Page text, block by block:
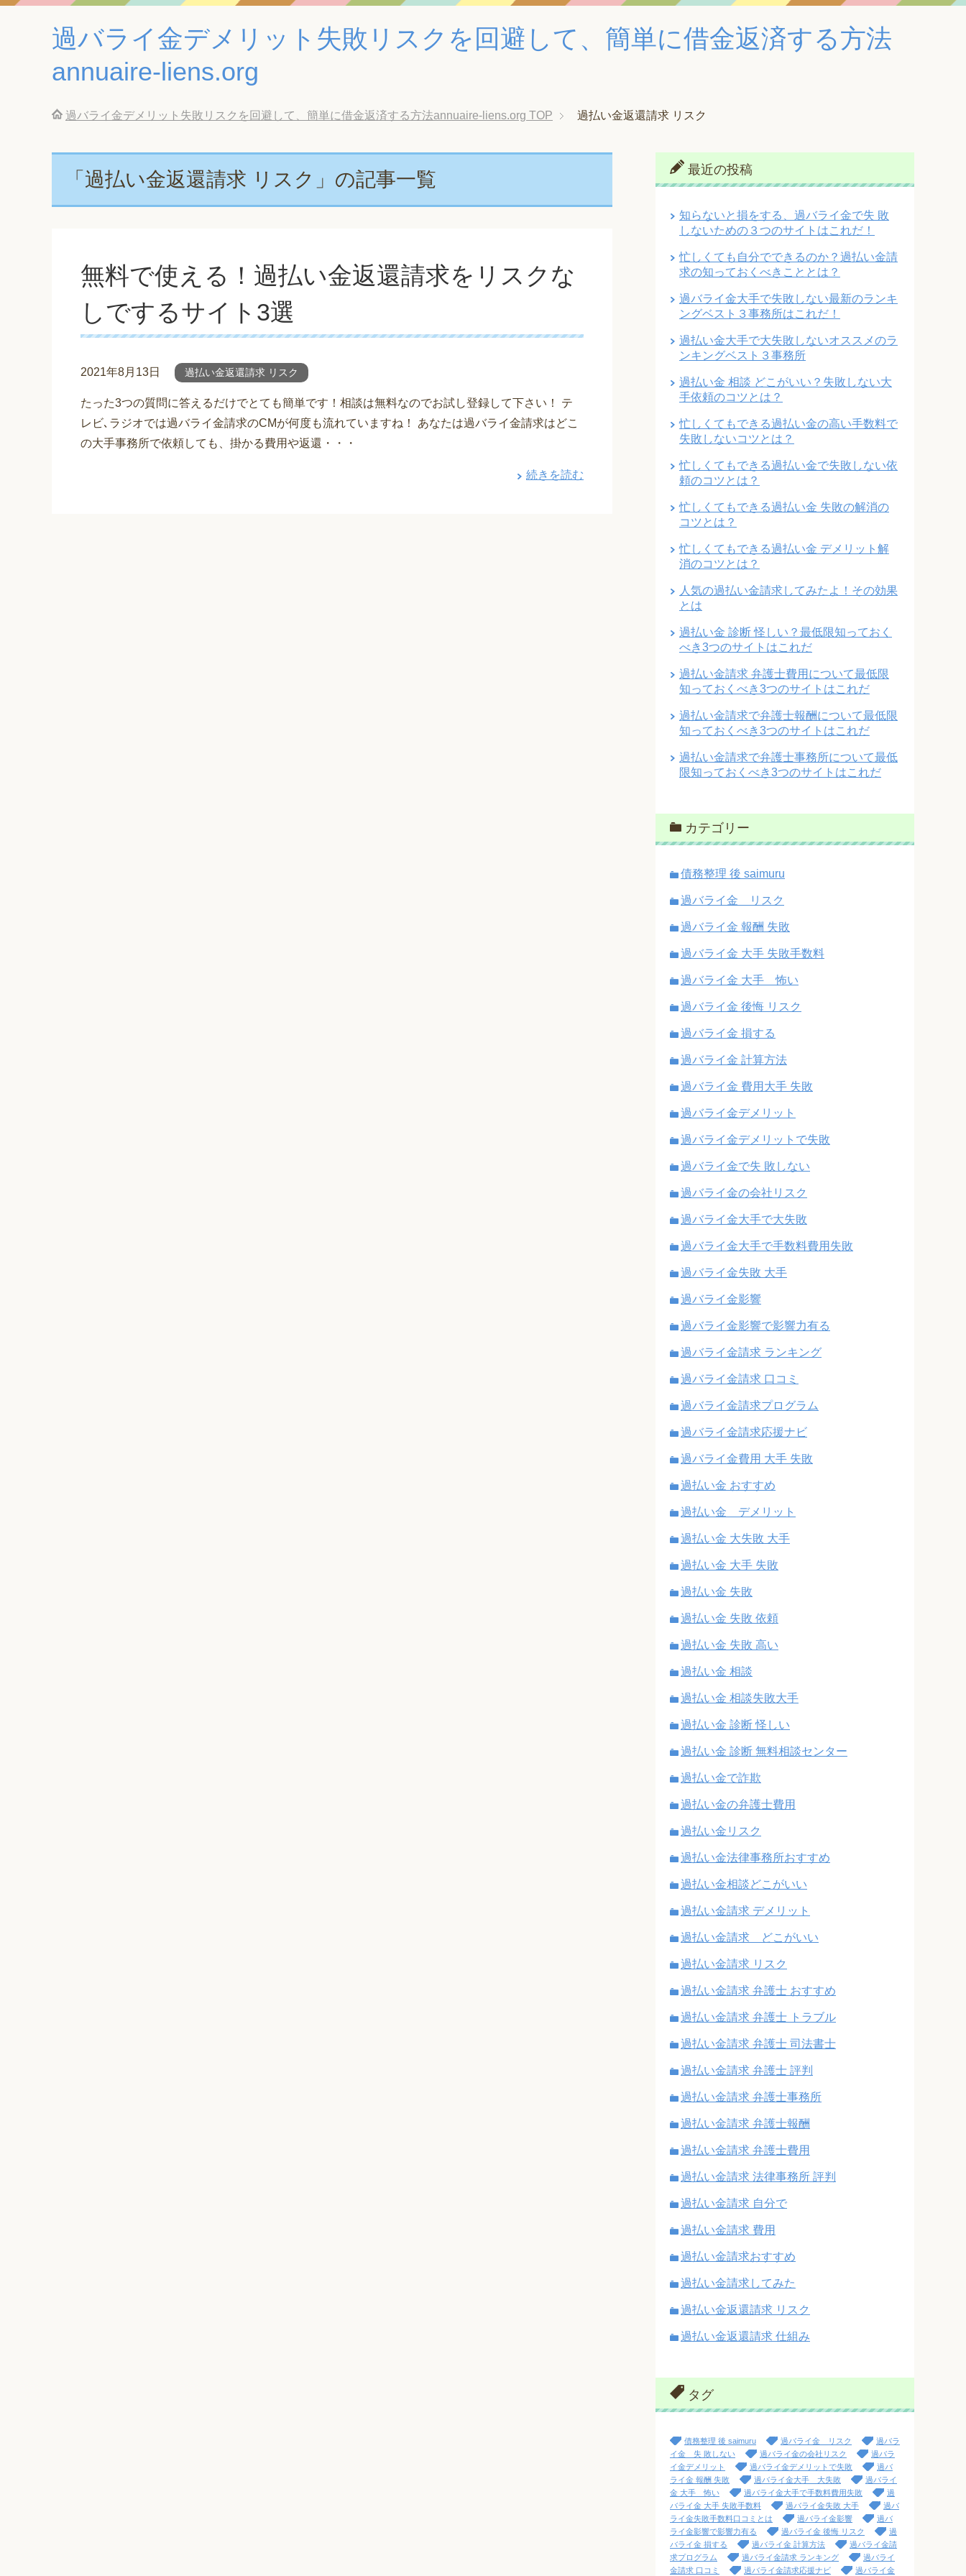
過バライ金デメリット失敗リスクを回避して、簡単に借金返済する方法
annuaire-liens.org
過バライ金デメリット失敗リスクを回避して、簡単に借金返済する方法annuaire-liens.org TOP 過払い金返還請求 リスク
「過払い金返還請求 リスク」の記事一覧
無料で使える！過払い金返還請求をリスクな
しでするサイト3選
2021年8月13日 過払い金返還請求 リスク
たった3つの質問に答えるだけでとても簡単です！相談は無料なのでお試し登録して下さい！ テ
レビ､ラジオでは過バライ金請求のCMが何度も流れていますね！ あなたは過バライ金請求はどこ
の大手事務所で依頼しても、掛かる費用や返還・・・
続きを読む
最近の投稿
知らないと損をする、過バライ金で失 敗
しないための３つのサイトはこれだ！
忙しくても自分でできるのか？過払い金請
求の知っておくべきこととは？
過バライ金大手で失敗しない最新のランキ
ングベスト３事務所はこれだ！
過払い金大手で大失敗しないオススメのラ
ンキングベスト３事務所
過払い金 相談 どこがいい？失敗しない大
手依頼のコツとは？
忙しくてもできる過払い金の高い手数料で
失敗しないコツとは？
忙しくてもできる過払い金で失敗しない依
頼のコツとは？
忙しくてもできる過払い金 失敗の解消の
コツとは？
忙しくてもできる過払い金 デメリット解
消のコツとは？
人気の過払い金請求してみたよ！その効果
とは
過払い金 診断 怪しい？最低限知っておく
べき3つのサイトはこれだ
過払い金請求 弁護士費用について最低限
知っておくべき3つのサイトはこれだ
過払い金請求で弁護士報酬について最低限
知っておくべき3つのサイトはこれだ
過払い金請求で弁護士事務所について最低
限知っておくべき3つのサイトはこれだ
カテゴリー
債務整理 後 saimuru
過バライ金 リスク
過バライ金 報酬 失敗
過バライ金 大手 失敗手数料
過バライ金 大手 怖い
過バライ金 後悔 リスク
過バライ金 損する
過バライ金 計算方法
過バライ金 費用大手 失敗
過バライ金デメリット
過バライ金デメリットで失敗
過バライ金で失 敗しない
過バライ金の会社リスク
過バライ金大手で大失敗
過バライ金大手で手数料費用失敗
過バライ金失敗 大手
過バライ金影響
過バライ金影響で影響力有る
過バライ金請求 ランキング
過バライ金請求 口コミ
過バライ金請求プログラム
過バライ金請求応援ナビ
過バライ金費用 大手 失敗
過払い金 おすすめ
過払い金 デメリット
過払い金 大失敗 大手
過払い金 大手 失敗
過払い金 失敗
過払い金 失敗 依頼
過払い金 失敗 高い
過払い金 相談
過払い金 相談失敗大手
過払い金 診断 怪しい
過払い金 診断 無料相談センター
過払い金で詐欺
過払い金の弁護士費用
過払い金リスク
過払い金法律事務所おすすめ
過払い金相談どこがいい
過払い金請求 デメリット
過払い金請求 どこがいい
過払い金請求 リスク
過払い金請求 弁護士 おすすめ
過払い金請求 弁護士 トラブル
過払い金請求 弁護士 司法書士
過払い金請求 弁護士 評判
過払い金請求 弁護士事務所
過払い金請求 弁護士報酬
過払い金請求 弁護士費用
過払い金請求 法律事務所 評判
過払い金請求 自分で
過払い金請求 費用
過払い金請求おすすめ
過払い金請求してみた
過払い金返還請求 リスク
過払い金返還請求 仕組み
タグ
債務整理 後 saimuru 過バライ金 リスク
過バラ
イ金 失 敗しない
過バライ金の会社リスク
過バラ
イ金デメリット
過バライ金デメリットで失敗
過バ
ライ金 報酬 失敗
過バライ金大手 大失敗
過バライ
金 大手 怖い
過バライ金大手で手数料費用失敗
過
バライ金 大手 失敗手数料
過バライ金失敗 大手
過バ
ライ金失敗手数料口コミとは
過バライ金影響
過バ
ライ金影響で影響力有る
過バライ金 後悔 リスク
過
バライ金 損する
過バライ金 計算方法
過バライ金請
求プログラム
過バライ金請求 ランキング
過バライ
金請求 口コミ
過バライ金請求応援ナビ 過バライ金